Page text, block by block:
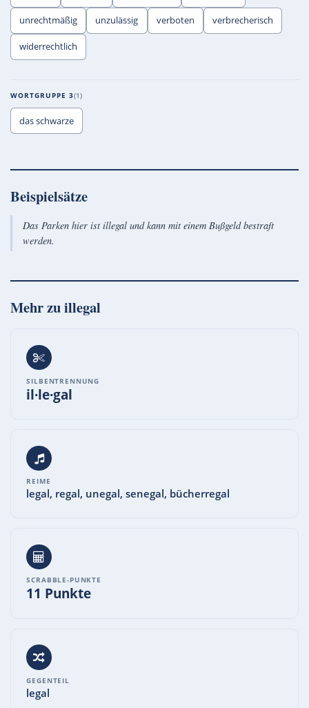
unrechtmäßig unzulässig verboten verbrecherisch
widerrechtlich
WORTGRUPPE 3 1
das schwarze
Beispielsätze
Das Parken hier ist illegal und kann mit einem Bußgeld bestraft
werden.
Mehr zuillegal
SILBENTRENNUNG
il·le·gal
REIME
legal, regal, unegal, senegal, bücherregal
SCRABBLE-PUNKTE
11 Punkte
GEGENTEIL
legal